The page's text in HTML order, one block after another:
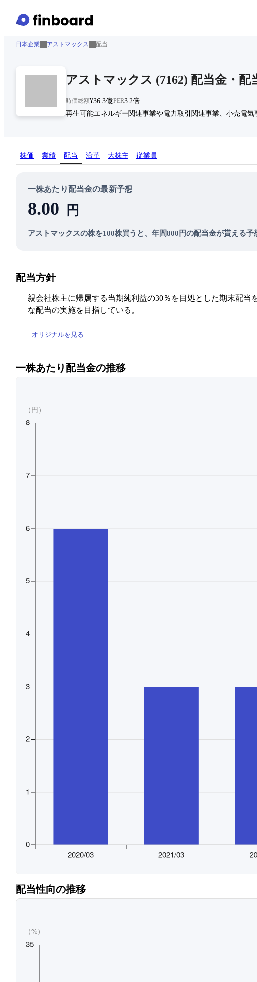
日本企業 アストマックス 配当
アストマックス (7162) 配当金・配
時価総額¥36.3億PER3.2倍
再生可能エネルギー関連事業や電力取引関連事業、小売電
株価 業績 配当 沿革 大株主 従業員
一株あたり配当金の最新予想
8.00 円
アストマックスの株を100株買うと、年間800円の配当金が貰える予
配当方針
親会社株主に帰属する当期純利益の30％を目処とした期末配
な配当の実施を目指している。
オリジナルを見る
一株あたり配当金の推移
配当性向の推移